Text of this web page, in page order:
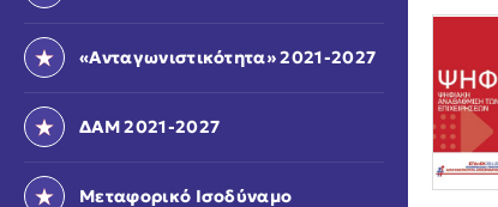
«Ανταγωνιστικότητα» 2021-2027
ΔΑΜ 2021-2027
Μεταφορικό Ισοδύναμο